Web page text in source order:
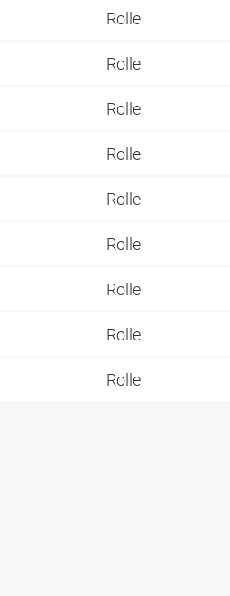
Rolle
Rolle
Rolle
Rolle
Rolle
Rolle
Rolle
Rolle
Rolle